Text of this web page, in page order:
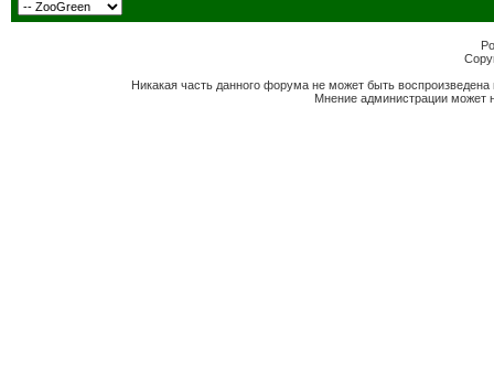
Никакая часть данного форума не может быть
Мнение администрации может